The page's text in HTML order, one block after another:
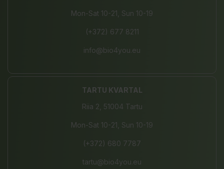
Mon-Sat 10-21, Sun 10-19
(+372) 677 8211
info@bio4you.eu
TARTU KVARTAL
Riia 2, 51004 Tartu
Mon-Sat 10-21, Sun 10-19
(+372) 680 7787
tartu@bio4you.eu